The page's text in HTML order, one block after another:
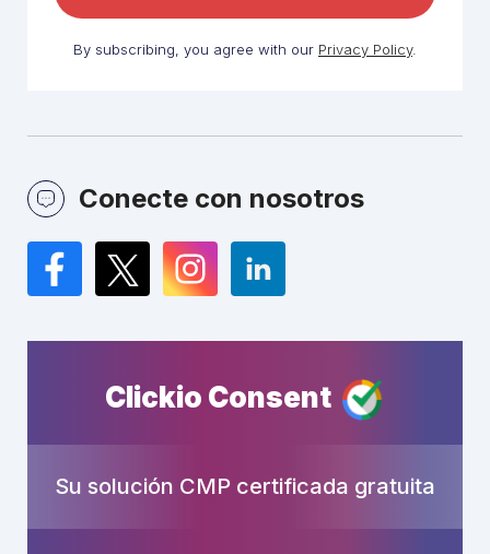
By subscribing, you agree with our Privacy Policy.
Conecte con nosotros
Facebook
TwitterInstagramLinkedIn
Clickio Consent
Su solución CMP certificada gratuita